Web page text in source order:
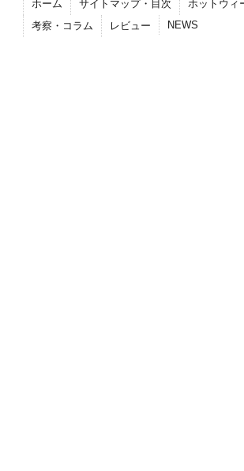
ホーム サイトマップ・目次
ホットウィ
考察・コラム
レビュー NEWS